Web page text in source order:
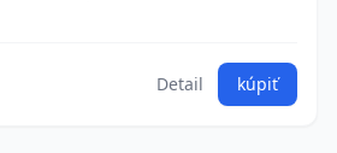
Detail kúpiť